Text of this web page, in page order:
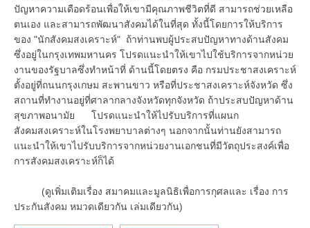
ปัญหาความเดือดร้อนเพื่อให้เขามีคุณภาพชีวิตที่ดี สามารถช่วยเหลือ
ตนเอง และสามารถพัฒนาสังคมได้ในที่สุด ทั้งนี้โดยการให้บริการ
ของ "นักสังคมสงเคราะห์" ถ้าท่านพบผู้ประสบปัญหาทางด้านสังคม
ซึ่งอยู่ในกรุงเทพมหานคร โปรดแนะนำให้เขาไปใช้บริการจากหน่วย
งานของรัฐบาลซึ่งทำหน้าที่ ด้านนี้โดยตรง คือ กรมประชาสงเคราะห์
ตั้งอยู่ที่ถนนกรุงเกษม สะพานขาว หรือที่ประชาสงเคราะห์จังหวัด ซึ่ง
สถานที่ทำงานอยู่ที่ศาลากลางจังหวัดทุกจังหวัด ถ้าประสบปัญหาด้าน
สุขภาพอนามัย โปรดแนะนำให้ไปรับบริการที่แผนก
สังคมสงเคราะห์ในโรงพยาบาลต่างๆ นอกจากนั้นท่านยังสามารถ
แนะนำให้เขาไปรับบริการจากหน่วยงานเอกชนที่มีวัตถุประสงค์เพื่อ
การสังคมสงเคราะห์ก็ได้
(ดูเพิ่มเติมเรื่อง สมาคมและมูลนิธิเพื่อการกุศลและ เรื่อง การ
ประกันสังคม หมวดเดียวกัน เล่มเดียวกัน)